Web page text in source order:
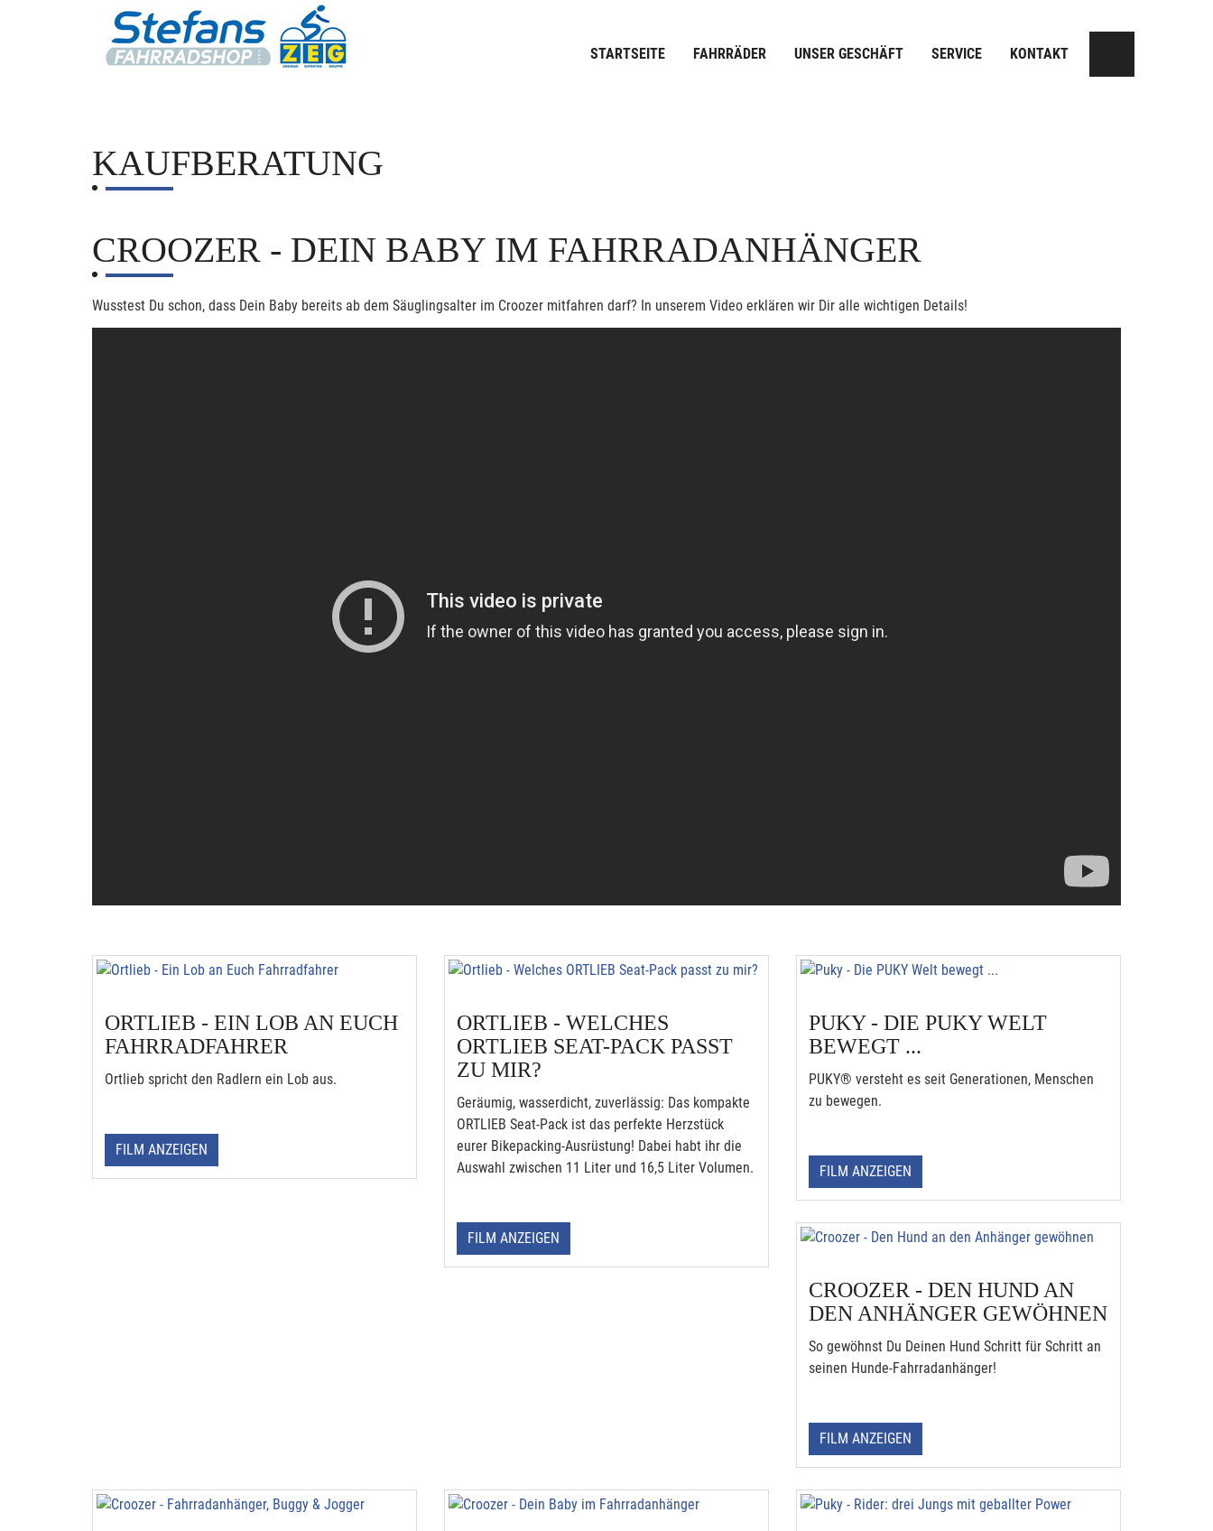
STARTSEITE FAHRRÄDER UNSER GESCHÄFT SERVICE KONTAKT
KAUFBERATUNG
CROOZER - DEIN BABY IM FAHRRADANHÄNGER
Wusstest Du schon, dass Dein Baby bereits ab dem Säuglingsalter im Croozer mitfahren darf? In unserem Video erklären wir Dir alle wichtigen Details!
ORTLIEB - EIN LOB AN EUCH
FAHRRADFAHRER
Ortlieb spricht den Radlern ein Lob aus.
FILM ANZEIGEN
ORTLIEB - WELCHES
ORTLIEB SEAT-PACK PASST
ZU MIR?
Geräumig, wasserdicht, zuverlässig: Das kompakte
ORTLIEB Seat-Pack ist das perfekte Herzstück
eurer Bikepacking-Ausrüstung! Dabei habt ihr die
Auswahl zwischen 11 Liter und 16,5 Liter Volumen.
FILM ANZEIGEN
PUKY - DIE PUKY WELT
BEWEGT ...
PUKY® versteht es seit Generationen, Menschen
zu bewegen.
FILM ANZEIGEN
CROOZER - DEN HUND AN
DEN ANHÄNGER GEWÖHNEN
So gewöhnst Du Deinen Hund Schritt für Schritt an
seinen Hunde-Fahrradanhänger!
FILM ANZEIGEN